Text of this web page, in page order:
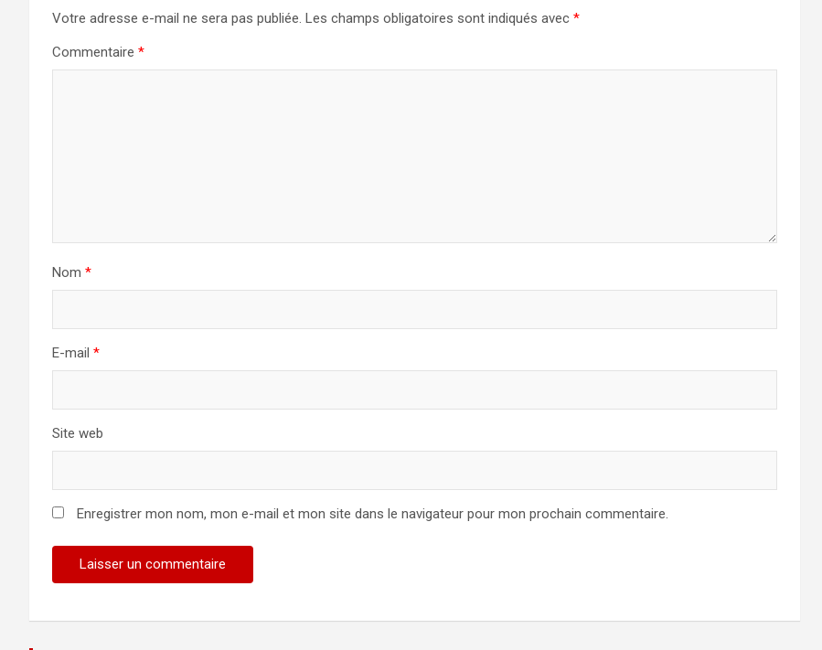
Votre adresse e-mail ne sera pas publiée. Les champs obligatoires sont indiqués avec *
Commentaire *
Nom *
E-mail *
Site web
Enregistrer mon nom, mon e-mail et mon site dans le navigateur pour mon prochain commentaire.